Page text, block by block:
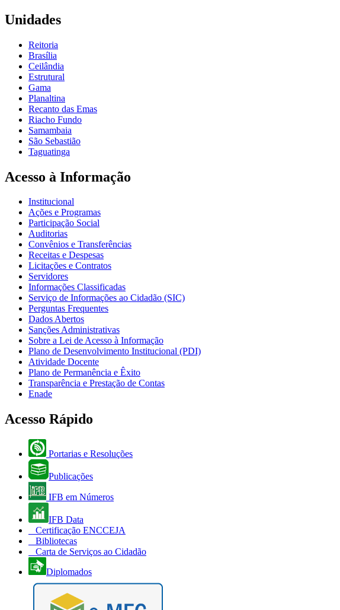
Unidades
Reitoria
Brasília
Ceilândia
Estrutural
Gama
Planaltina
Recanto das Emas
Riacho Fundo
Samambaia
São Sebastião
Taguatinga
Acesso à Informação
Institucional
Ações e Programas
Participação Social
Auditorias
Convênios e Transferências
Receitas e Despesas
Licitações e Contratos
Servidores
Informações Classificadas
Serviço de Informações ao Cidadão (SIC)
Perguntas Frequentes
Dados Abertos
Sanções Administrativas
Sobre a Lei de Acesso à Informação
Plano de Desenvolvimento Institucional (PDI)
Atividade Docente
Plano de Permanência e Êxito
Transparência e Prestação de Contas
Enade
Acesso Rápido
Portarias e Resoluções
Publicações
IFB em Números
IFB Data
Certificação ENCCEJA
Bibliotecas
Carta de Serviços ao Cidadão
Diplomados